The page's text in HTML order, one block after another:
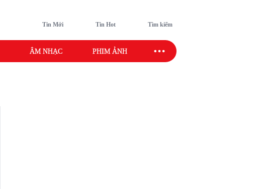
Tin Mới Tin Hot Tìm kiếm
ÂM NHẠC PHIM ẢNH SAO SPORT